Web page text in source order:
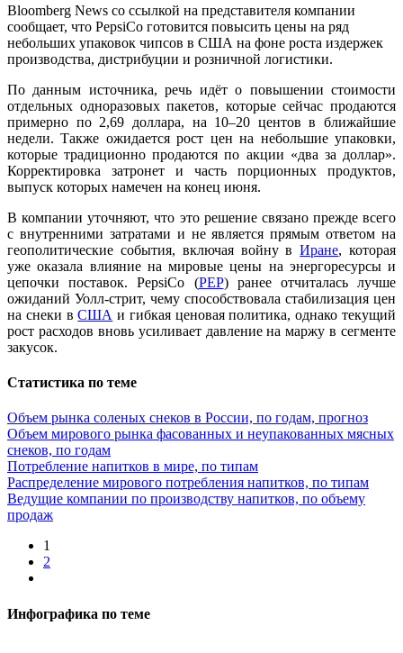
Bloomberg News со ссылкой на представителя компании
сообщает, что PepsiCo готовится повысить цены на ряд
небольших упаковок чипсов в США на фоне роста издержек
производства, дистрибуции и розничной логистики.
По данным источника, речь идёт о повышении стоимости
отдельных одноразовых пакетов, которые сейчас продаются
примерно по 2,69 доллара, на 10–20 центов в ближайшие
недели. Также ожидается рост цен на небольшие упаковки,
которые традиционно продаются по акции «два за доллар».
Корректировка затронет и часть порционных продуктов,
выпуск которых намечен на конец июня.
В компании уточняют, что это решение связано прежде всего
с внутренними затратами и не является прямым ответом на
геополитические события, включая войну вИране, которая
уже оказала влияние на мировые цены на энергоресурсы и
цепочки поставок. PepsiCo (PEP) ранее отчиталась лучше
ожиданий Уолл-стрит, чему способствовала стабилизация цен
на снеки вСША и гибкая ценовая политика, однако текущий
рост расходов вновь усиливает давление на маржу в сегменте
закусок.
Статистика по теме
Объем рынка соленых снеков в России, по годам, прогноз
Объем мирового рынка фасованных и неупакованных мясных
снеков, по годам
Потребление напитков в мире, по типам
Распределение мирового потребления напитков, по типам
Ведущие компании по производству напитков, по объему
продаж
1
2
Инфографика по теме